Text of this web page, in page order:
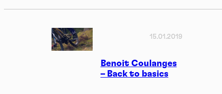
Benoit Coulanges
– Back to basics
15.01.2019